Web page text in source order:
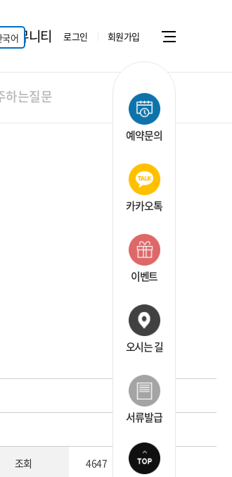
커뮤니티
국어 로그인 회원가입
하는질문
조회 4647
예약문의
카카오톡
이벤트
오시는 길
서류발급